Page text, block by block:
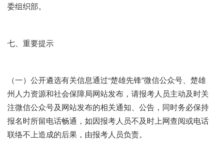
委组织部。
七、重要提示
（一）公开遴选有关信息通过“楚雄先锋”微信公众号、楚雄
州人力资源和社会保障局网站发布，请报考人员主动及时关
注微信公众号及网站发布的相关通知、公告，同时务必保持
报名时所留电话畅通，如因报考人员不及时上网查阅或电话
联络不上造成的后果，由报考人员负责。